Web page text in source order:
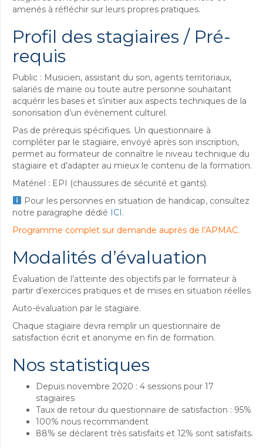
amenés à réfléchir sur leurs propres pratiques.
Profil des stagiaires / Pré-
requis
Public : Musicien, assistant du son, agents territoriaux,
salariés de mairie ou toute autre personne souhaitant
acquérir les bases et s’initier aux aspects techniques de la
sonorisation d’un évènement culturel.
Pas de prérequis spécifiques. Un questionnaire à
compléter par le stagiaire, envoyé après son inscription,
permet au formateur de connaître le niveau technique du
stagiaire et d’adapter au mieux le contenu de la formation.
Matériel : EPI (chaussures de sécurité et gants).
Pour les personnes en situation de handicap, consultez
notre paragraphe dédié ICI.
Programme complet sur demande auprès de l’APMAC.
Modalités d’évaluation
Évaluation de l’atteinte des objectifs par le formateur à
partir d’exercices pratiques et de mises en situation réelles
Auto-évaluation par le stagiaire.
Chaque stagiaire devra remplir un questionnaire de
satisfaction écrit et anonyme en fin de formation.
Nos statistiques
Depuis novembre 2020 : 4 sessions pour 17
stagiaires
Taux de retour du questionnaire de satisfaction : 95%
100% nous recommandent
88% se déclarent très satisfaits et 12% sont satisfaits.